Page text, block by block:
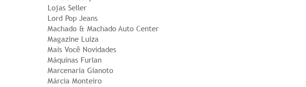
Lojas Seller
Lord Pop Jeans
Machado & Machado Auto Center
Magazine Luiza
Mais Você Novidades
Máquinas Furlan
Marcenaria Gianoto
Márcia Monteiro